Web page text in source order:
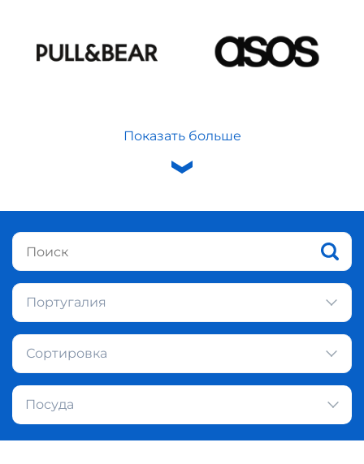
Показать больше
Португалия
Сортировка
Посуда